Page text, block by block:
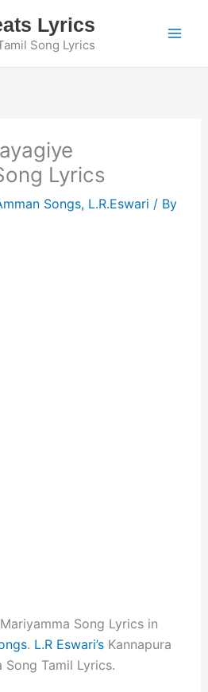
Lyrics
Song Lyrics
Lyrics
Songs, L.R.Eswari / By
Song Lyrics in
. L.R Eswari’sKannapura
Tamil Lyrics.